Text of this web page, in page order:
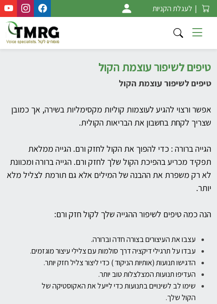
Skip
to
content
| לעגלת הקניות
טיפים לשיפור עוצמת הקול
טיפים לשיפור עוצמת הקול
אפשר ורצוי להגיע לעוצמות קוליות מקסימליות בשירה, אך כמובן
שצריך לקחת בחשבון את הבריאות הקולית.
הגייה ברורה : כדי להפוך את הקול לחזק ורם. הגייה ממלאת
תפקיד מכריע בהפיכת הקול שלך לחזק ורם. הגייה ברורה ומכוונת
לא רק משפרת את ההבנה של המילים אלא גם תורמת לצליל מלא
יותר.
הנה כמה טיפים לשיפור ההגייה שלך לקול חזק ורם:
עצבו את העיצורים בצורה חדה וברורה.
עבדו על תרגילי דיקציה דרך סולמות עם צלילי עיצור מוגזמים.
הדגישו תנועות (אותיות הניקוד ) כדי ליצור צליל חזק יותר.
העדיפו תנועות המצלצלות טוב יותר.
שימו לב לשינויים בתנועות כדי לייעל את האקוסטיקה של
הקול שלך.